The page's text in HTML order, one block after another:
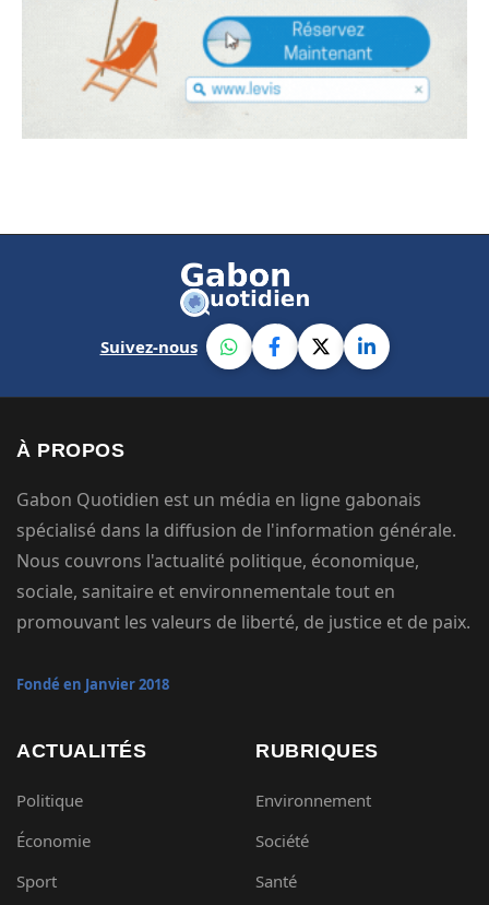
Suivez-nous
À PROPOS
Gabon Quotidien est un média en ligne gabonais
spécialisé dans la diffusion de l'information générale.
Nous couvrons l'actualité politique, économique,
sociale, sanitaire et environnementale tout en
promouvant les valeurs de liberté, de justice et de paix.
Fondé en Janvier 2018
ACTUALITÉS
Politique
Économie
Sport
RUBRIQUES
Environnement
Société
Santé